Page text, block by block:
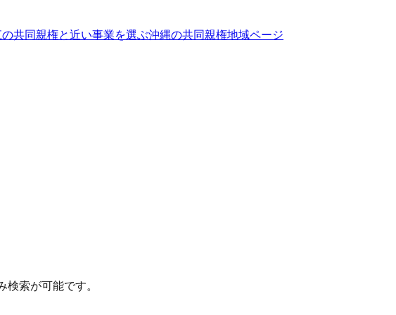
共同親権と近い事業を選ぶ沖縄の共同親権地域ページ
索が可能です。